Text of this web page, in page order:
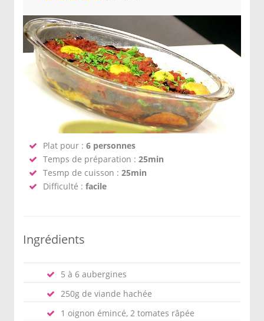
Plat pour : 6 personnes
Temps de préparation : 25min
Tesmp de cuisson : 25min
Difficulté : facile
Ingrédients
5 à 6 aubergines
250g de viande hachée
1 oignon émincé, 2 tomates râpée